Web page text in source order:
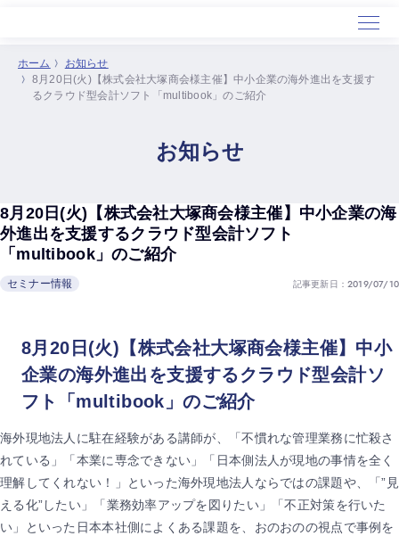
ホーム
ホーム
お知らせ
8月20日(火)【株式会社大塚商会様主催】中小企業の海外進出を支援す
るクラウド型会計ソフト「multibook」のご紹介
お知らせ
8月20日(火)【株式会社大塚商会様主催】中小企業の海
外進出を支援するクラウド型会計ソフト
「multibook」のご紹介
セミナー情報 記事更新日：2019/07/10
8月20日(火)【株式会社大塚商会様主催】中小
企業の海外進出を支援するクラウド型会計ソ
フト「multibook」のご紹介
海外現地法人に駐在経験がある講師が、「不慣れな管理業務に忙殺さ
れている」「本業に専念できない」「日本側法人が現地の事情を全く
理解してくれない！」といった海外現地法人ならではの課題や、「”見
える化”したい」「業務効率アップを図りたい」「不正対策を行いた
い」といった日本本社側によくある課題を、おのおのの視点で事例を